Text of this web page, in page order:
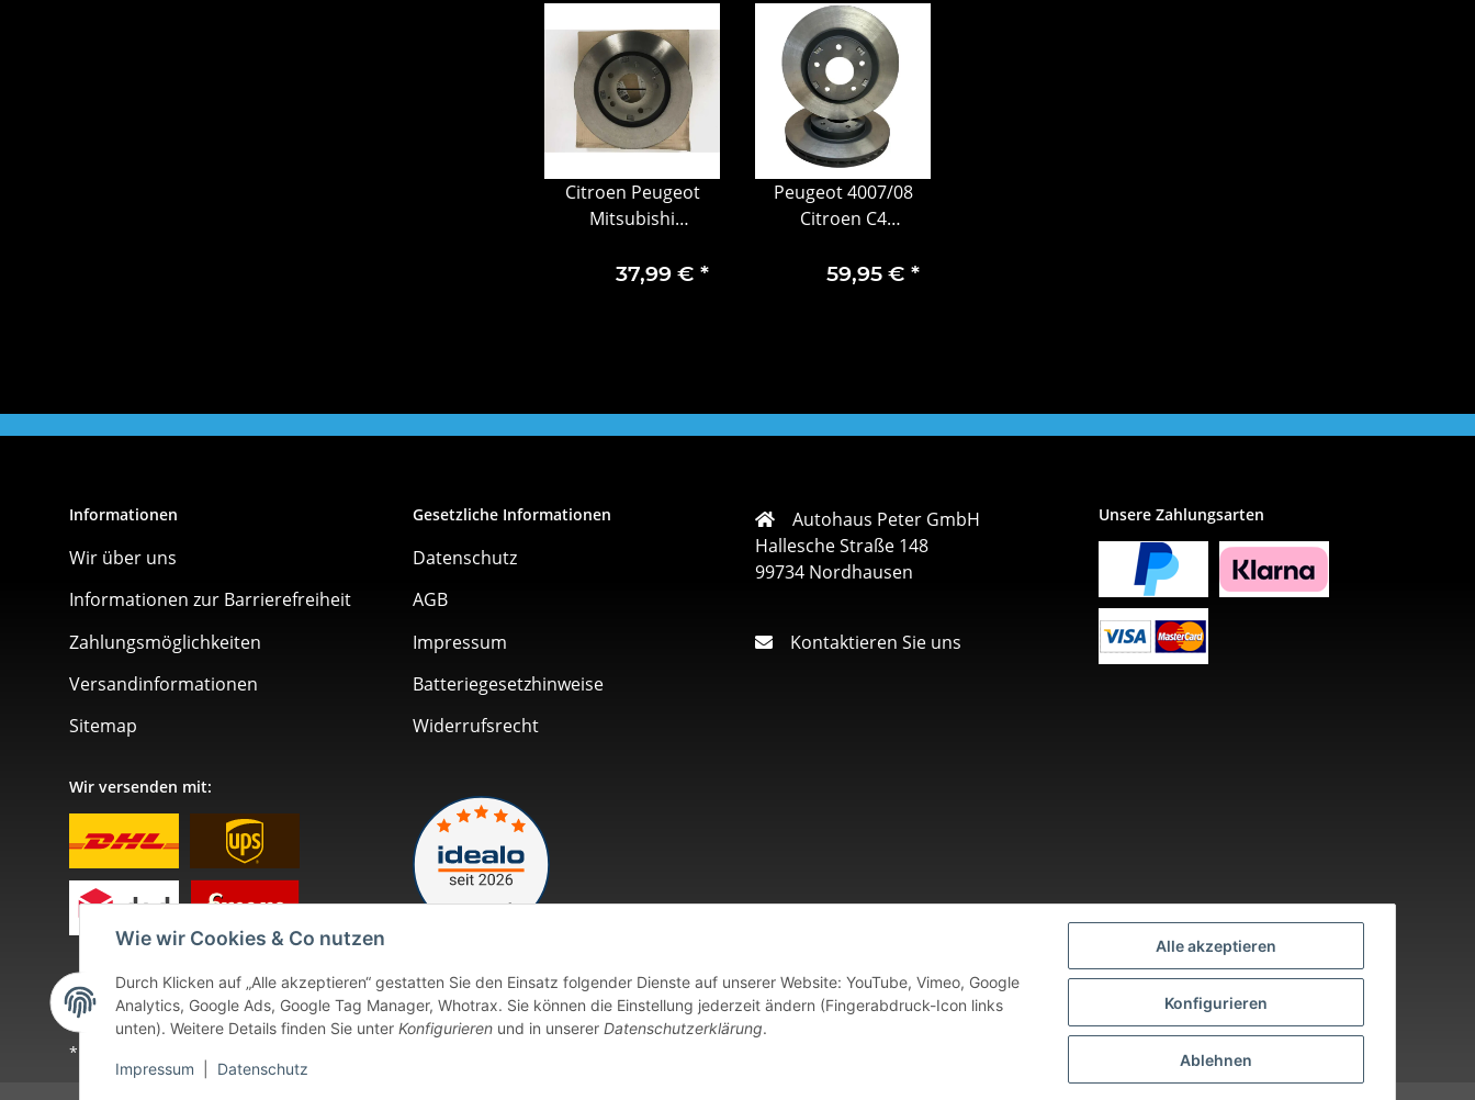
Alle akzeptieren
Konfigurieren
Ablehnen
Wie wir Cookies & Co nutzen
Durch Klicken auf „Alle akzeptieren“ gestatten Sie den Einsatz folgender Dienste auf unserer Website: YouTube, Vimeo, Google
Analytics, Google Ads, Google Tag Manager, Whotrax. Sie können die Einstellung jederzeit ändern (Fingerabdruck-Icon links
unten). Weitere Details finden Sie unter Konfigurieren und in unserer Datenschutzerklärung.
Impressum Datenschutz
Citroen Peugeot
Mitsubishi
Vorderachse
37,99 € *
Peugeot 4007/08
Citroen C4
Belüftet 1610623080
59,95 € *
Informationen
Wir über uns
Informationen zur Barrierefreiheit
Zahlungsmöglichkeiten
Versandinformationen
Sitemap
Gesetzliche Informationen
Datenschutz
AGB
Impressum
Batteriegesetzhinweise
Widerrufsrecht
Autohaus Peter GmbH
Hallesche Straße 148
99734 Nordhausen
Kontaktieren Sie uns
Unsere Zahlungsarten
Wir versenden mit:
Vertrag widerrufen
* Alle Preise inkl. gesetzlicher USt., zzgl.